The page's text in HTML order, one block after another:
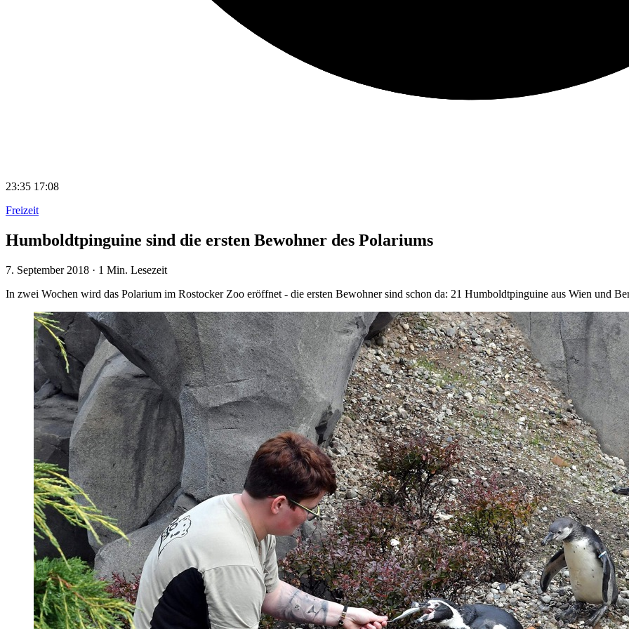
23:35 17:08
Freizeit
Humboldtpinguine sind die ersten Bewohner des Polariums
7. September 2018 · 1 Min. Lesezeit
In zwei Wochen wird das Polarium im Rostocker Zoo eröffnet - die ersten Bewohner sind schon da: 21 Humboldtpinguine aus Wien und